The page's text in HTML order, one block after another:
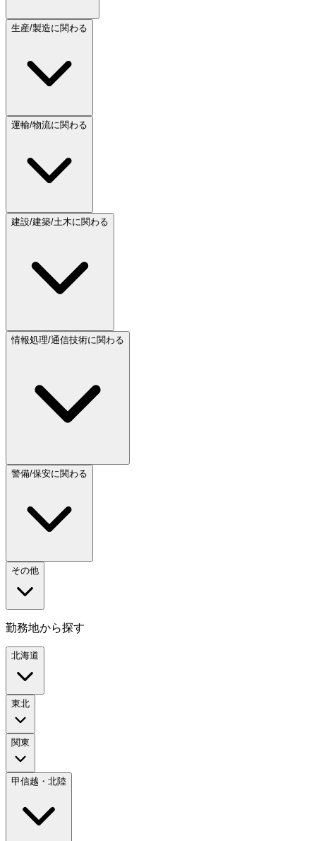
生産/製造に関わる
運輸/物流に関わる
建設/建築/土木に関わる
情報処理/通信技術に関わる
警備/保安に関わる
その他
勤務地から探す
北海道
東北
関東
甲信越・北陸